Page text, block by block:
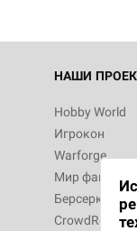
НАШИ
Hobby World
Игрокон
Warforge
Мир
Берсерк